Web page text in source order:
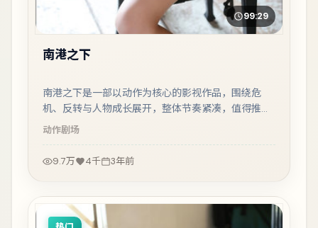
99:29
南港之下
南港之下是一部以动作为核心的影视作品，围绕危
机、反转与人物成长展开，整体节奏紧凑，值得推荐
观看。
动作剧场
9.7万 4千 3年前